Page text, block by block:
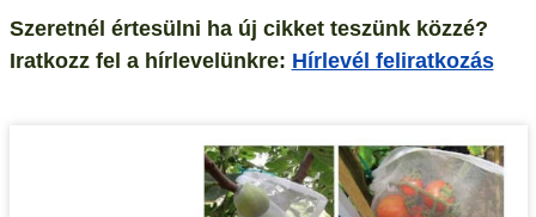
Szeretnél értesülni ha új cikket teszünk közzé?
Iratkozz fel a hírlevelünkre: Hírlevél feliratkozás